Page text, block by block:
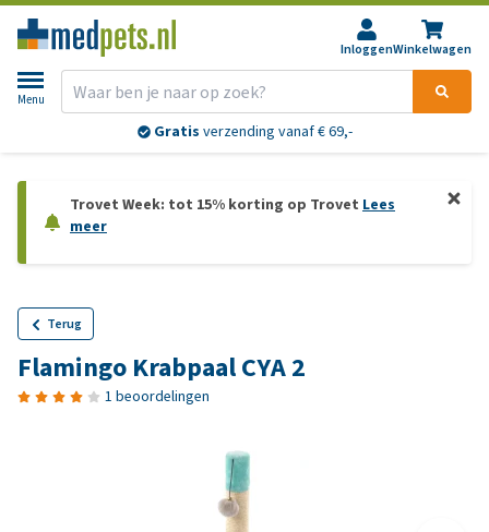
InloggenWinkelwagen
Menu
Gratis verzending vanaf € 69,-
Trovet Week: tot 15% korting op Trovet Lees
meer
Terug
Flamingo Krabpaal CYA 2
1 beoordelingen